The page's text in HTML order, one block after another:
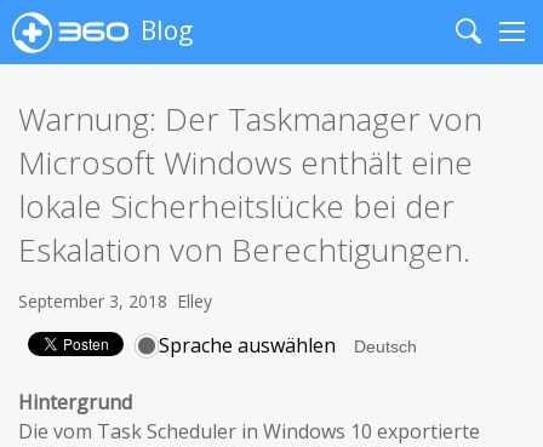
Blog
Search
Warnung: Der Taskmanager von
Microsoft Windows enthält eine
lokale Sicherheitslücke bei der
Eskalation von Berechtigungen.
September 3, 2018 Elley
Sprache auswählen
Hintergrund
Die vom Task Scheduler in Windows 10 exportierte